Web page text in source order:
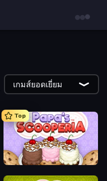
เกมส์ยอดเยี่ยม
Top
Papa's Scooperia